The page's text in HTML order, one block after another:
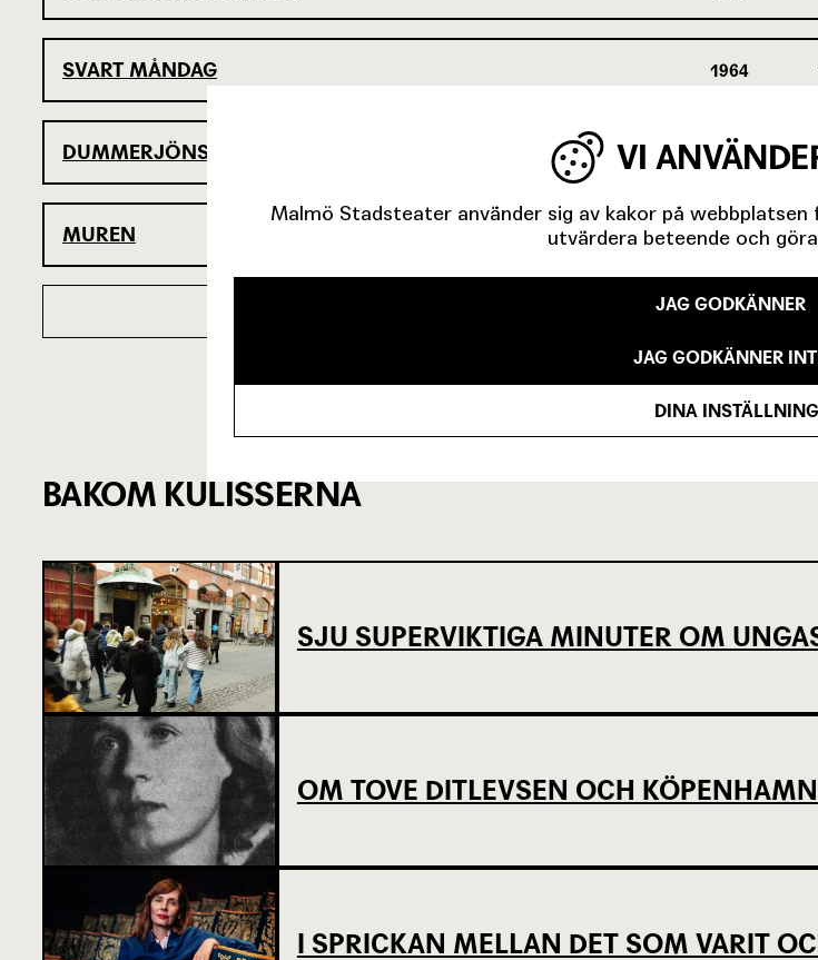
SVART MÅNDAG 1964
DUMMERJÖNS 1963
MUREN 1963
VISA ALLA (1)
BAKOM KULISSERNA
SJU SUPERVIKTIGA MINUTER OM
OM TOVE DITLEVSEN OCH
I SPRICKAN MELLAN DET SOM VARIT
VI
Malmö Stadsteater använder sig av kakor på
utvärdera beteende och
JAG GODKÄNNER
JAG GODKÄNNER
DINA